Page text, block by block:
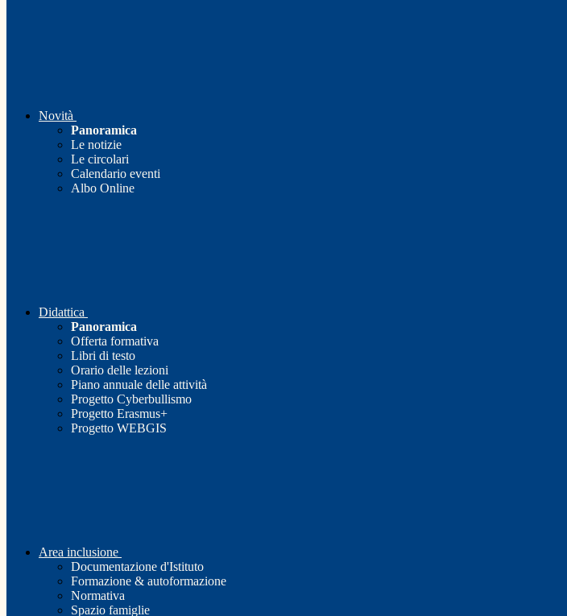
Novità
Panoramica
Le notizie
Le circolari
Calendario eventi
Albo Online
Didattica
Panoramica
Offerta formativa
Libri di testo
Orario delle lezioni
Piano annuale delle attività
Progetto Cyberbullismo
Progetto Erasmus+
Progetto WEBGIS
Area inclusione
Documentazione d'Istituto
Formazione & autoformazione
Normativa
Spazio famiglie